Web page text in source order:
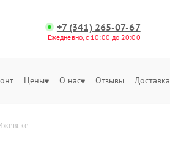
+7 (341) 265-07-67
Ежедневно, с 10:00 до 20:00
Цены О нас Отзывы Доставка